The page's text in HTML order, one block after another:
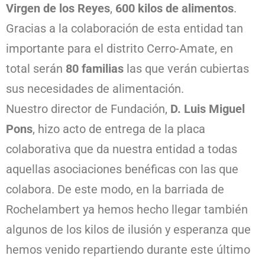
Virgen de los Reyes, 600 kilos de alimentos.
Gracias a la colaboración de esta entidad tan
importante para el distrito Cerro-Amate, en
total serán 80 familias las que verán cubiertas
sus necesidades de alimentación.
Nuestro director de Fundación, D. Luis Miguel
Pons, hizo acto de entrega de la placa
colaborativa que da nuestra entidad a todas
aquellas asociaciones benéficas con las que
colabora. De este modo, en la barriada de
Rochelambert ya hemos hecho llegar también
algunos de los kilos de ilusión y esperanza que
hemos venido repartiendo durante este último